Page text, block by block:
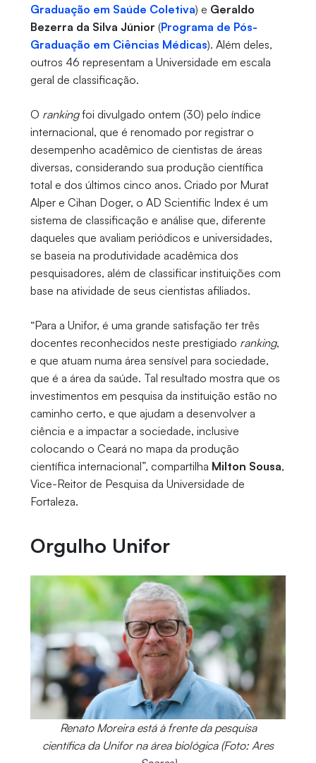
Graduação em Saúde Coletiva) e Geraldo
Bezerra da Silva Júnior (Programa de Pós-
Graduação em Ciências Médicas). Além deles,
outros 46 representam a Universidade em escala
geral de classificação.
O rankingfoi divulgado ontem (30) pelo índice
internacional, que é renomado por registrar o
desempenho acadêmico de cientistas de áreas
diversas, considerando sua produção científica
total e dos últimos cinco anos. Criado por Murat
Alper e Cihan Doger, o AD Scientific Index é um
sistema de classificação e análise que, diferente
daqueles que avaliam periódicos e universidades,
se baseia na produtividade acadêmica dos
pesquisadores, além de classificar instituições com
base na atividade de seus cientistas afiliados.
“Para a Unifor, é uma grande satisfação ter três
docentes reconhecidos neste prestigiado ranking,
e que atuam numa área sensível para sociedade,
que é a área da saúde. Tal resultado mostra que os
investimentos em pesquisa da instituição estão no
caminho certo, e que ajudam a desenvolver a
ciência e a impactar a sociedade, inclusive
colocando o Ceará no mapa da produção
científica internacional”, compartilha Milton Sousa,
Vice-Reitor de Pesquisa da Universidade de
Fortaleza.
Orgulho Unifor
Renato Moreira está à frente da pesquisa
científica da Unifor na área biológica (Foto: Ares